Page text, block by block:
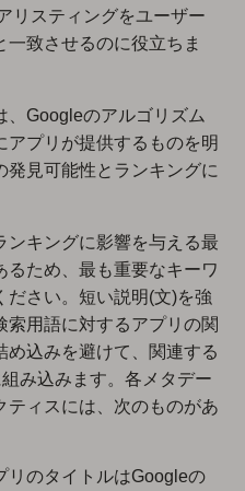
リスティングをユーザー
致させるのに役立ちま
、Googleのアルゴリズム
アプリが提供するものを明
見可能性とランキングに
ンキングに影響を与える最
るため、最も重要なキーワ
ださい。短い説明(文)を強
用語に対するアプリの関
込みを避けて、関連する
み込みます。各メタデー
ティスには、次のものがあ
リのタイトルはGoogleの